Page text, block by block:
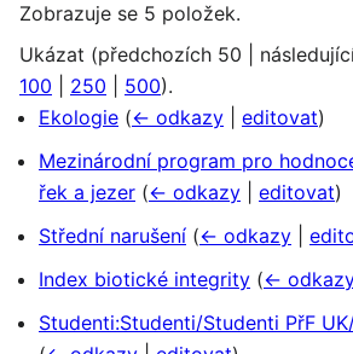
Zobrazuje se 5 položek.
Ukázat (předchozích 50
100
250 500).
Ekologie (← odkazy editovat)
Mezinárodní program pro
řek a jezer (← odkazy editovat)
Střední narušení (← odkazy
Index biotické integrity (←
Studenti:Studenti/Studenti PřF